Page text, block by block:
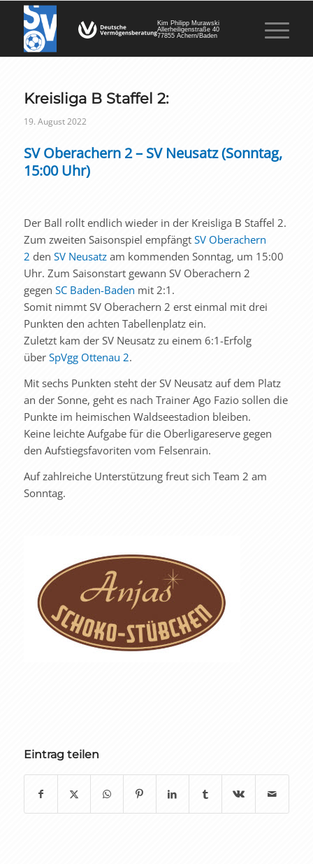
Kim Philipp Murawski
Allerheiligenstraße 40
77855 Achern/Baden
Kreisliga B Staffel 2:
19. August 2022
SV Oberachern 2 – SV Neusatz (Sonntag,
15:00 Uhr)
Der Ball rollt endlich wieder in der Kreisliga B Staffel 2.
Zum zweiten Saisonspiel empfängt SV Oberachern
2 den SV Neusatzam kommenden Sonntag, um 15:00
Uhr. Zum Saisonstart gewann SV Oberachern 2
gegen SC Baden-Baden mit 2:1.
Somit nimmt SV Oberachern 2 erst einmal mit drei
Punkten den achten Tabellenplatz ein.
Zuletzt kam der SV Neusatz zu einem 6:1-Erfolg
über SpVgg Ottenau 2.
Mit sechs Punkten steht der SV Neusatz auf dem Platz
an der Sonne, geht es nach Trainer Ago Fazio sollen die
Punkte im heimischen Waldseestadion bleiben.
Keine leichte Aufgabe für die Oberligareserve gegen
den Aufstiegsfavoriten vom Felsenrain.
Auf zahlreiche Unterstützung freut sich Team 2 am
Sonntag.
Eintrag teilen